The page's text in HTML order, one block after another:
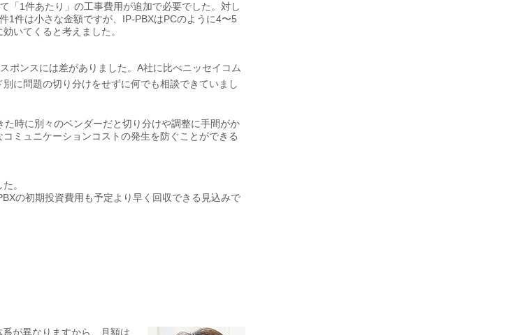
「1件あたり」の工事費用が追加で必要でした。対し
1件は小さな金額ですが、IP-PBXはPCのように4〜5
いてくると考えました。
ポンスには差がありました。A社に比べニッセイコム
に問題の切り分けをせずに何でも相談できていまし
時に別々のベンダーだと切り分けや調整に手間がか
ミュニケーションコストの発生を防ぐことができる
。
の初期投資費用も予定より早く回収できる見込みで
が異なりますから、月額は